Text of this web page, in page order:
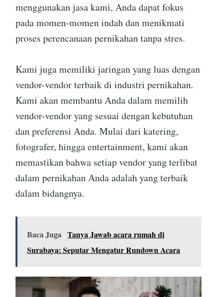
menggunakan jasa kami, Anda dapat fokus
pada momen-momen indah dan menikmati
proses perencanaan pernikahan tanpa stres.
Kami juga memiliki jaringan yang luas dengan
vendor-vendor terbaik di industri pernikahan.
Kami akan membantu Anda dalam memilih
vendor-vendor yang sesuai dengan kebutuhan
dan preferensi Anda. Mulai dari katering,
fotografer, hingga entertainment, kami akan
memastikan bahwa setiap vendor yang terlibat
dalam pernikahan Anda adalah yang terbaik
dalam bidangnya.
Baca Juga Tanya Jawab acara rumah di
Surabaya: Seputar Mengatur Rundown Acara